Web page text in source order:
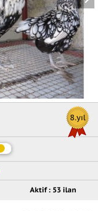
8.yıl
Aktif : 53 ilan